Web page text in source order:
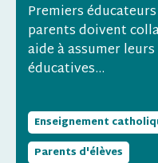
Premiers
parents doivent
aide à assumer
éducatives...
Enseignement
Parents d'élèves